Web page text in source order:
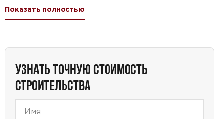
гардеробными и тремя спальнями, чтобы каждый
член семьи имел свое пространство и комфорт.
не только уникальный дизайн, но и практичность.
Все помещения продуманы до мелочей, чтобы
удовлетворить все ваши потребности. Благодаря
просторным комнатам и функциональной
планировке, вы сможете создать уютную
атмосферу и наслаждаться жизнью в своем новом
Показать полностью
УЗНАТЬ ТОЧНУЮ СТОИМОСТЬ
СТРОИТЕЛЬСТВА